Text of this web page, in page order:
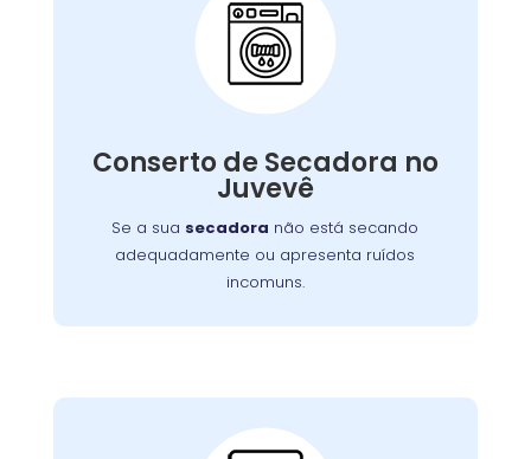
Conserto de Secadora no
Juvevê
Se a sua secadora não está secando
adequadamente ou apresenta ruídos
incomuns.
Conserto de Secadora:
e corrigir o problema, garantindo o
funcionamento eficiente do aparelho.